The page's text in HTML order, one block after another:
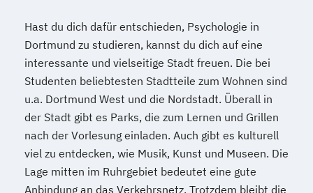
Hast du dich dafür entschieden, Psychologie in
Dortmund zu studieren, kannst du dich auf eine
interessante und vielseitige Stadt freuen. Die bei
Studenten beliebtesten Stadtteile zum Wohnen sind
u.a. Dortmund West und die Nordstadt. Überall in
der Stadt gibt es Parks, die zum Lernen und Grillen
nach der Vorlesung einladen. Auch gibt es kulturell
viel zu entdecken, wie Musik, Kunst und Museen. Die
Lage mitten im Ruhrgebiet bedeutet eine gute
Anbindung an das Verkehrsnetz. Trotzdem bleibt die